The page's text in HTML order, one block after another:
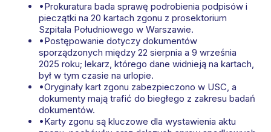
•Prokuratura bada sprawę podrobienia podpisów i
pieczątki na 20 kartach zgonu z prosektorium
Szpitala Południowego w Warszawie.
•Postępowanie dotyczy dokumentów
sporządzonych między 22 sierpnia a 9 września
2025 roku; lekarz, którego dane widnieją na kartach,
był w tym czasie na urlopie.
•Oryginały kart zgonu zabezpieczono w USC, a
dokumenty mają trafić do biegłego z zakresu badań
dokumentów.
•Karty zgonu są kluczowe dla wystawienia aktu